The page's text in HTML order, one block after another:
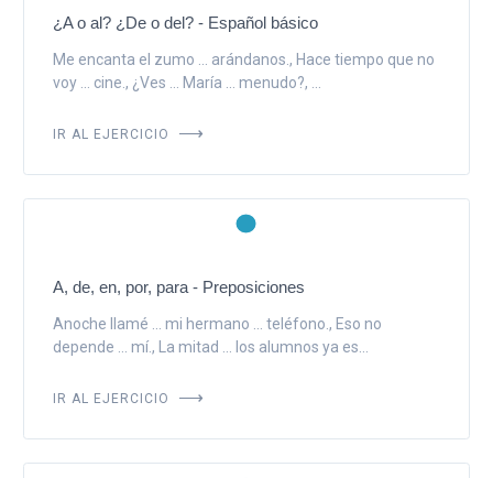
¿A o al? ¿De o del? - Español básico
Me encanta el zumo ... arándanos., Hace tiempo que no
voy ... cine., ¿Ves ... María ... menudo?, ...
IR AL EJERCICIO
A, de, en, por, para - Preposiciones
Anoche llamé ... mi hermano ... teléfono., Eso no
depende ... mí., La mitad ... los alumnos ya es...
IR AL EJERCICIO